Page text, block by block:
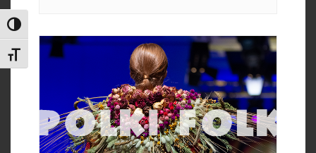
Toggle High Contrast
Toggle Font size